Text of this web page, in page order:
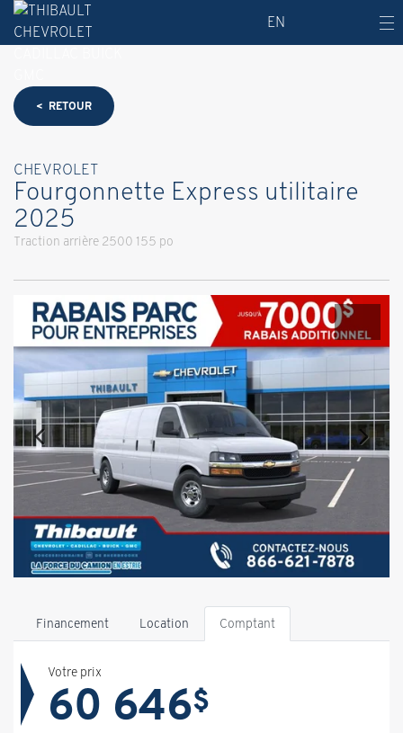
EN
< RETOUR
CHEVROLET
Fourgonnette Express utilitaire
2025
Traction arrière 2500 155 po
Financement Location Comptant
Votre prix
60 646$